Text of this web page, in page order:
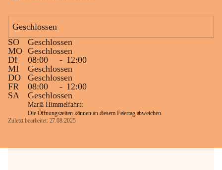
sein.
Die OMV Austria ist bemüht, für die
Bevölkerung ungewohnte, jedoch
technisch notwendige Betriebszustände so
kurz wie möglich zu halten.
Wir bitten daher die umliegende
Bevölkerung um Verständnis.
Glück Auf!
GmbH
Geschlossen
SO
Geschlossen
MO Geschlossen
DI
08:00 - 12:00
MI
Geschlossen
DO
Geschlossen
FR
08:00 - 12:00
SA
Geschlossen
Mariä Himmelfahrt:
Die Öffnungszeiten können an diesem Feiertag abweichen.
Zuletzt bearbeitet: 27.08.2025